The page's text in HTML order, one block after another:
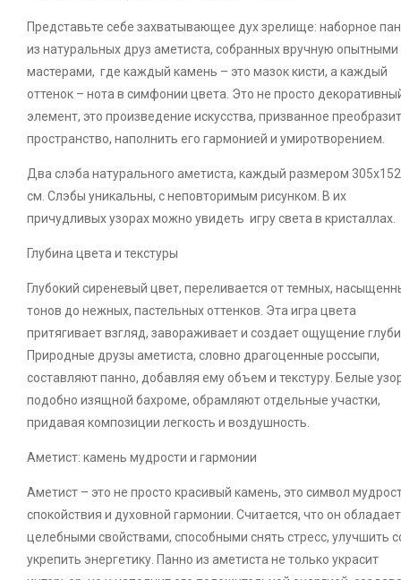
Представьте себе захватывающее дух зрелище: наборное
из натуральных друз аметиста, собранных вручную опытными
мастерами, где каждый камень – это мазок кисти, а каждый
оттенок – нота в симфонии цвета. Это не просто
элемент, это произведение искусства, призванное
пространство, наполнить его гармонией и умиротворением.
Два слэба натурального аметиста, каждый размером
см. Слэбы уникальны, с неповторимым рисунком. В их
причудливых узорах можно увидеть игру света в кристаллах.
Глубина цвета и текстуры
Глубокий сиреневый цвет, переливается от темных,
тонов до нежных, пастельных оттенков. Эта игра цвета
притягивает взгляд, завораживает и создает ощущение
Природные друзы аметиста, словно драгоценные россыпи,
составляют панно, добавляя ему объем и текстуру. Белые
подобно изящной бахроме, обрамляют отдельные участки,
придавая композиции легкость и воздушность.
Аметист: камень мудрости и гармонии
Аметист – это не просто красивый камень, это символ
спокойствия и духовной гармонии. Считается, что он обладает
целебными свойствами, способными снять стресс, улучшить
укрепить энергетику. Панно из аметиста не только украсит